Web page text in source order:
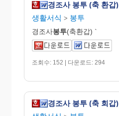
경조사 봉투 (축 환갑)
생활서식 > 봉투
경조사봉투(축환갑) `
조회수: 152 | 다운로드: 294
경조사 봉투 (축 회갑)